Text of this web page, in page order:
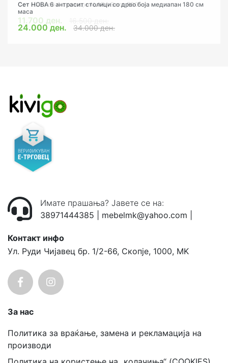
Сет маса со 4 столици АLARA Бела F80
11.700 ден.
Сет НОВА 6 антрасит столици со дрво боја медиапан 180 см
маса
24.000 ден. 34.000 ден.
Имате прашања? Јавете се на:
38971444385
mebelmk@yahoo.com
Контакт инфо
Ул. Руди Чијавец бр. 1/2-66, Скопје, 1000, MK
За нас
Политика за враќање, замена и рекламација на
производи